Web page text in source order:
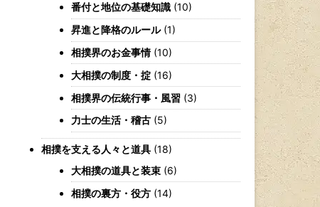
番付と地位の基礎知識 (10)
昇進と降格のルール(1)
相撲界のお金事情(10)
大相撲の制度・掟 (16)
相撲界の伝統行事・風習 (3)
力士の生活・稽古 (5)
相撲を支える人々と道具 (18)
大相撲の道具と装束 (6)
相撲の裏方・役方 (14)